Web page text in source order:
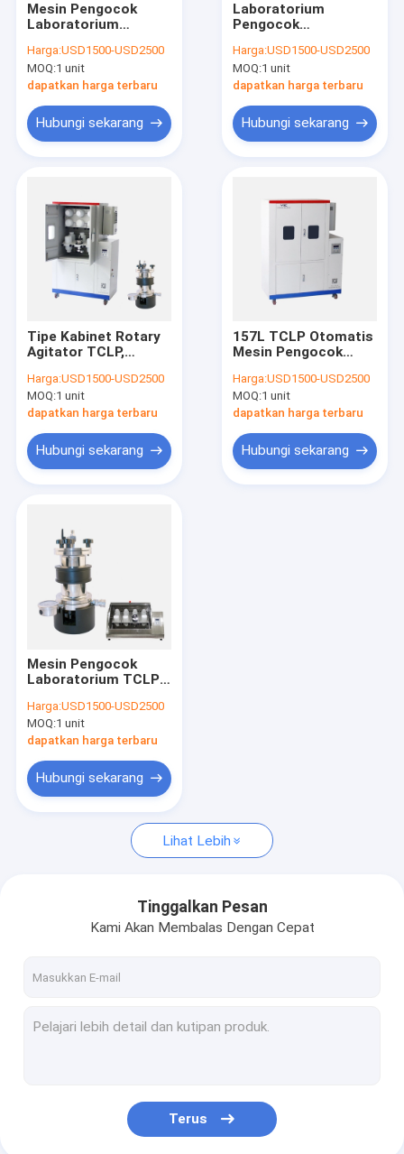
Mesin Pengocok Laboratorium
Mesin Pengemas Obat
Kotak Sarung Tangan Vakum
Pemanas Blok Pencernaan
Wadah Penyimpanan Limbah Berbahaya
Sistem Distilasi Otomatis
Lab PCR Seluler
Konsentrator Pelarut
Mesin Pengocok
Laboratorium
Goyang Dua Sisi
Harga:USD1500-USD2500
MOQ:1 unit
dapatkan harga terbaru
Hubungi sekarang
Laboratorium
Pengocok
200T / Min, Mesin
Pengocok Horisontal
ISO
Harga:USD1500-USD2500
MOQ:1 unit
dapatkan harga terbaru
Hubungi sekarang
Tipe Kabinet Rotary
Agitator TCLP,
Persiapan Sampel
Tanah Rotary Shaker
Harga:USD1500-USD2500
MOQ:1 unit
dapatkan harga terbaru
Hubungi sekarang
157L TCLP Otomatis
Mesin Pengocok
Kabinet Rotary
Agitator
Harga:USD1500-USD2500
MOQ:1 unit
dapatkan harga terbaru
Hubungi sekarang
Mesin Pengocok
Laboratorium TCLP
Ekstraktor Volatil
Harga:USD1500-USD2500
MOQ:1 unit
dapatkan harga terbaru
Hubungi sekarang
Lihat Lebih
Tinggalkan Pesan
Kami Akan Membalas Dengan Cepat
Terus